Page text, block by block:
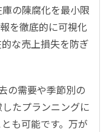
の陳腐化を最小限
を徹底的に可視化
な売上損失を防ぎ
の需要や季節別の
たプランニングに
も可能です。万が